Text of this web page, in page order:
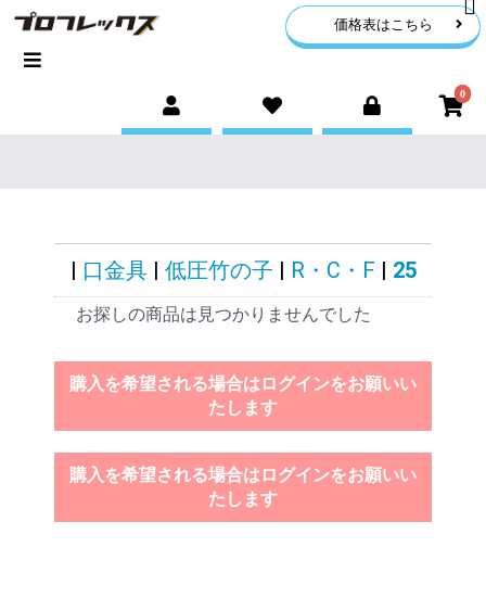
価格表はこちら
0
| 口金具 | 低圧竹の子 | R・C・F | 25
お探しの商品は見つかりませんでした
購入を希望される場合はログインをお願いい
たします
購入を希望される場合はログインをお願いい
たします